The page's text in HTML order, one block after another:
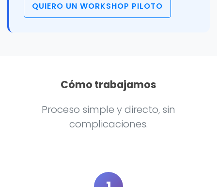
QUIERO UN WORKSHOP PILOTO
Cómo trabajamos
Proceso simple y directo, sin
complicaciones.